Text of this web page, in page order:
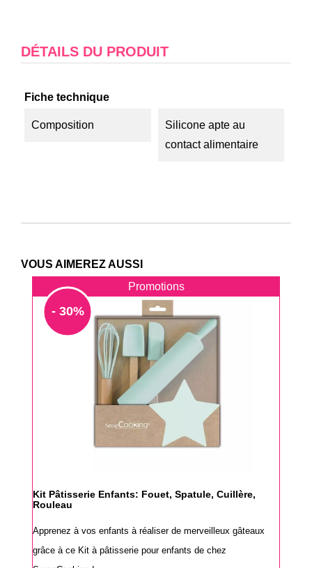
DÉTAILS DU PRODUIT
Fiche technique
Composition
Silicone apte au
contact alimentaire
VOUS AIMEREZ AUSSI
Promotions
- 30%
Kit Pâtisserie Enfants: Fouet, Spatule, Cuillère,
Rouleau
Apprenez à vos enfants à réaliser de merveilleux gâteaux
grâce à ce Kit à pâtisserie pour enfants de chez